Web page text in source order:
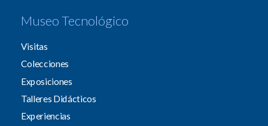
Museo Tecnológico
Visitas
Colecciones
Exposiciones
Talleres Didácticos
Experiencias